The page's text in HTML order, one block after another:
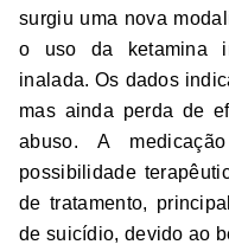
surgiu uma nova
o uso da ketamina
inalada. Os dados
mas ainda perda de
abuso. A
possibilidade
de tratamento,
de suicídio, devido ao